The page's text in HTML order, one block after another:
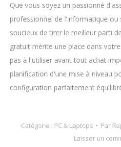
Que vous soyez un passionné
professionnel de l'informatique
soucieux de tirer le meilleur parti
gratuit mérite une place dans
pas à l'utiliser avant tout achat
planification d'une mise à niveau
configuration parfaitement
Catégorie : PC & Laptops Par
Laisser un